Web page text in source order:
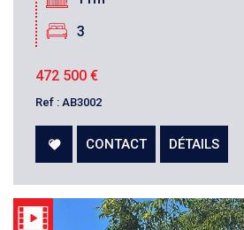
3
472 500 €
Ref : AB3002
CONTACT DÉTAILS